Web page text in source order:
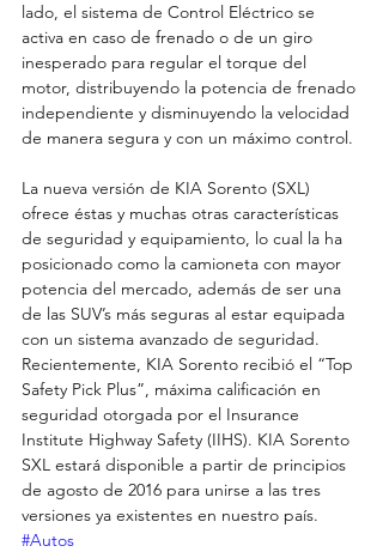
lado, el sistema de Control Eléctrico se
activa en caso de frenado o de un giro
inesperado para regular el torque del
motor, distribuyendo la potencia de frenado
independiente y disminuyendo la velocidad
de manera segura y con un máximo control.
La nueva versión de KIA Sorento (SXL)
ofrece éstas y muchas otras características
de seguridad y equipamiento, lo cual la ha
posicionado como la camioneta con mayor
potencia del mercado, además de ser una
de las SUV’s más seguras al estar equipada
con un sistema avanzado de seguridad.
Recientemente, KIA Sorento recibió el “Top
Safety Pick Plus”, máxima calificación en
seguridad otorgada por el Insurance
Institute Highway Safety (IIHS). KIA Sorento
SXL estará disponible a partir de principios
de agosto de 2016 para unirse a las tres
versiones ya existentes en nuestro país.
#Autos